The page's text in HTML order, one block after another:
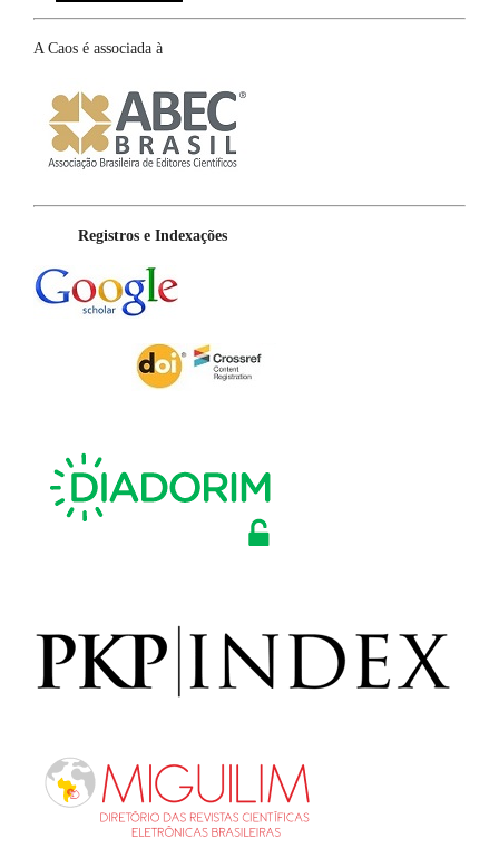
A Caos é associada à
Registros e Indexações